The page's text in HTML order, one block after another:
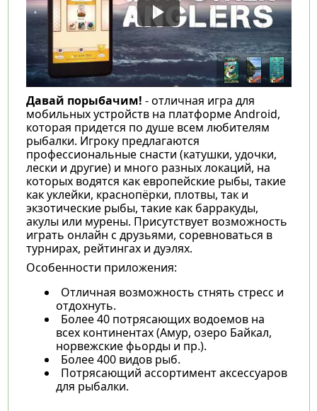
Давай порыбачим! - отличная игра для
мобильных устройств на платформе Android,
которая придется по душе всем любителям
рыбалки. Игроку предлагаются
профессиональные снасти (катушки, удочки,
лески и другие) и много разных локаций, на
которых водятся как европейские рыбы, такие
как уклейки, краснопёрки, плотвы, так и
экзотические рыбы, такие как барракуды,
акулы или мурены. Присутствует возможность
играть онлайн с друзьями, соревноваться в
турнирах, рейтингах и дуэлях.
Особенности приложения:
Отличная возможность стнять стресс и
отдохнуть.
Более 40 потрясающих водоемов на
всех континентах (Амур, озеро Байкал,
норвежские фьорды и пр.).
Более 400 видов рыб.
Потрясающий ассортимент аксессуаров
для рыбалки.